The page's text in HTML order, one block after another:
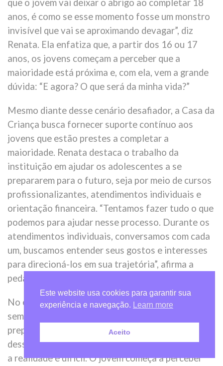
que o jovem vai deixar o abrigo ao completar 18
anos, é como se esse momento fosse um monstro
invisível que vai se aproximando devagar”, diz
Renata. Ela enfatiza que, a partir dos 16 ou 17
anos, os jovens começam a perceber que a
maioridade está próxima e, com ela, vem a grande
dúvida: “E agora? O que será da minha vida?”
Mesmo diante desse cenário desafiador, a Casa da
Criança busca fornecer suporte contínuo aos
jovens que estão prestes a completar a
maioridade. Renata destaca o trabalho da
instituição em ajudar os adolescentes a se
prepararem para o futuro, seja por meio de cursos
profissionalizantes, atendimentos individuais e
orientação financeira. “Tentamos fazer tudo o que
podemos para ajudar nesse processo. Durante os
atendimentos individuais, conversamos com cada
um, buscamos entender seus gostos e interesses
para direcioná-los em sua trajetória”, afirma a
pedagoga.
No entanto, a realidade da maioridade civil nem
sempre permite que todos os jovens saiam
preparados. A pedagoga revela a complexidade
dessa transição: “Quando chega o dia dos 18 anos,
a realidade é difícil. O jovem começa a perceber
Este website usa cookies para garantir sua
experiência e navegação.
Learn more
Aceito